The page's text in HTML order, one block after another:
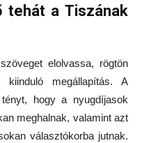
tehát a Tiszának
elolvassa, rögtön
megállapítás. A
hogy a nyugdíjasok
meghalnak, valamint azt
választókorba jutnak.